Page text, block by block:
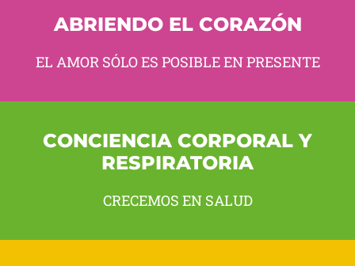
ABRIENDO EL CORAZÓN
EL AMOR SÓLO ES POSIBLE EN PRESENTE
CONCIENCIA CORPORAL Y
RESPIRATORIA
CRECEMOS EN SALUD